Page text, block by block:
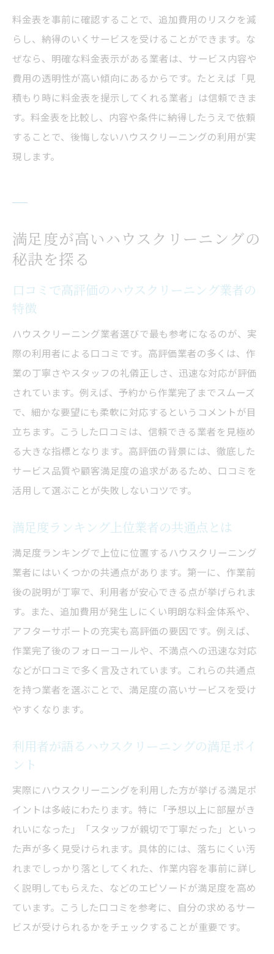
口コミで安心感のある業者を見抜く方法
満足度ランキング上位業者の安心ポイント
比較サイトと口コミを併用した見極め術
料金表の明瞭さが安心のカギになる理由
悪質業者に騙されないための口コミ活用法
ハウスクリーニング業者一覧で信頼性を比
満足度ランキングと口コミを活かした選定
法
悪質業者を事前に見抜く口コミチェックの
比較サイトの口コミを参考に後悔しない選
択
料金表も口コミも総合的に判断して依頼
納得のいくハウスクリーニング依頼実現の
秘訣
料金表を事前に確認することで、追加費用のリスクを減
らし、納得のいくサービスを受けることができます。な
ぜなら、明確な料金表示がある業者は、サービス内容や
費用の透明性が高い傾向にあるからです。たとえば「見
積もり時に料金表を提示してくれる業者」は信頼できま
す。料金表を比較し、内容や条件に納得したうえで依頼
することで、後悔しないハウスクリーニングの利用が実
現します。
満足度が高いハウスクリーニングの
秘訣を探る
口コミで高評価のハウスクリーニング業者の
特徴
ハウスクリーニング業者選びで最も参考になるのが、実
際の利用者による口コミです。高評価業者の多くは、作
業の丁寧さやスタッフの礼儀正しさ、迅速な対応が評価
されています。例えば、予約から作業完了までスムーズ
で、細かな要望にも柔軟に対応するというコメントが目
立ちます。こうした口コミは、信頼できる業者を見極め
る大きな指標となります。高評価の背景には、徹底した
サービス品質や顧客満足度の追求があるため、口コミを
活用して選ぶことが失敗しないコツです。
満足度ランキング上位業者の共通点とは
満足度ランキングで上位に位置するハウスクリーニング
業者にはいくつかの共通点があります。第一に、作業前
後の説明が丁寧で、利用者が安心できる点が挙げられま
す。また、追加費用が発生しにくい明朗な料金体系や、
アフターサポートの充実も高評価の要因です。例えば、
作業完了後のフォローコールや、不満点への迅速な対応
などが口コミで多く言及されています。これらの共通点
を持つ業者を選ぶことで、満足度の高いサービスを受け
やすくなります。
利用者が語るハウスクリーニングの満足ポイ
ント
実際にハウスクリーニングを利用した方が挙げる満足ポ
イントは多岐にわたります。特に「予想以上に部屋がき
れいになった」「スタッフが親切で丁寧だった」といっ
た声が多く見受けられます。具体的には、落ちにくい汚
れまでしっかり落としてくれた、作業内容を事前に詳し
く説明してもらえた、などのエピソードが満足度を高め
ています。こうした口コミを参考に、自分の求めるサー
ビスが受けられるかをチェックすることが重要です。